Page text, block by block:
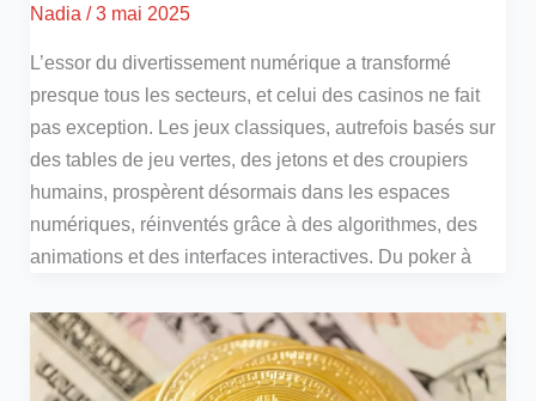
Nadia/3 mai 2025
L’essor du divertissement numérique a transformé
presque tous les secteurs, et celui des casinos ne fait
pas exception. Les jeux classiques, autrefois basés sur
des tables de jeu vertes, des jetons et des croupiers
humains, prospèrent désormais dans les espaces
numériques, réinventés grâce à des algorithmes, des
animations et des interfaces interactives. Du poker à